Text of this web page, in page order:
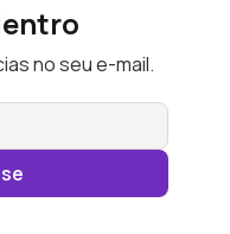
no seu e-mail.